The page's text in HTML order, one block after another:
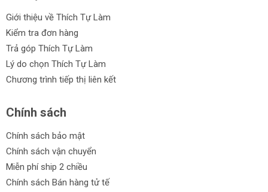
Giới thiệu về Thích Tự Làm
Kiểm tra đơn hàng
Trả góp Thích Tự Làm
Lý do chọn Thích Tự Làm
Chương trình tiếp thị liên kết
Chính sách
Chính sách bảo mật
Chính sách vận chuyển
Miễn phí ship 2 chiều
Chính sách Bán hàng tử tế